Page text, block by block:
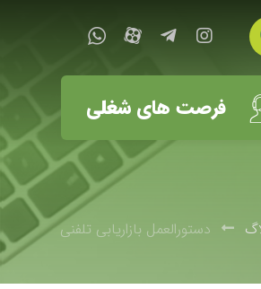
فرصت های شغلی
دستورالعمل بازاریابی تلفنی